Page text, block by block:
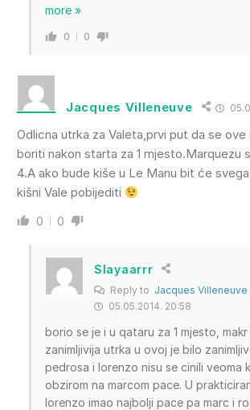
more »
0 0
Jacques Villeneuve
Odlicna utrka za Valeta,prvi put da se
boriti nakon starta za 1 mjesto.Marquezu
4.A ako bude kiše u Le Manu bit će
kišni Vale pobijediti
0 0
Slayaarrr
Reply to Jacques Villeneuve
05.05.2014. 20:58
borio se je i u qataru za 1 mjesto,
zanimljivija utrka u ovoj je bilo
pedrosa i lorenzo nisu se cinili veoma
obzirom na marcom pace. U
lorenzo imao najbolji pace pa marc i